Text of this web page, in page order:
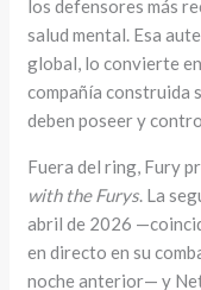
los defensores más
salud mental. Esa
global, lo convierte
compañía construida
deben poseer y
Fuera del ring, Fury
with the Furys. La
abril de 2026
en directo en su
noche anterior— y